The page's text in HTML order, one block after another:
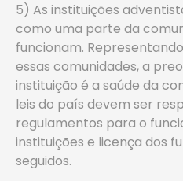
5) As instituições
como uma parte da
funcionam.
essas comunidades, a
instituição é a saúde da
leis do país devem ser
regulamentos para o
instituições e licença dos
seguidos.